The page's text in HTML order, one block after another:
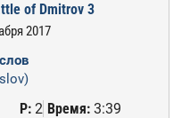
of Dmitrov 3
2017
Р:2 Время:3:39